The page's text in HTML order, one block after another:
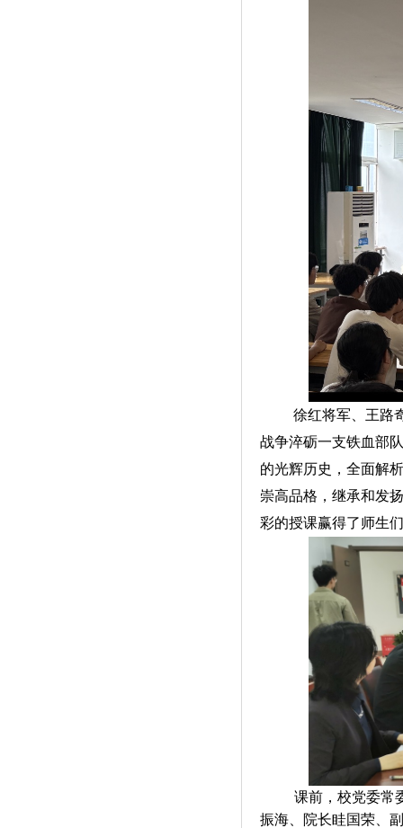
徐红将军、王路
战争淬砺一支铁血部
的光辉历史，全面解
崇高品格，继承和发
彩的授课赢得了师生
课前，校党委常
振海、院长眭国荣、